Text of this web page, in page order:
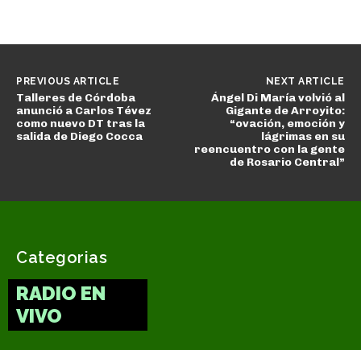
PREVIOUS ARTICLE
Talleres de Córdoba
anunció a Carlos Tévez
como nuevo DT tras la
salida de Diego Cocca
NEXT ARTICLE
Ángel Di María volvió al
Gigante de Arroyito:
“ovación, emoción y
lágrimas en su
reencuentro con la gente
de Rosario Central”
Categorias
RADIO EN
VIVO